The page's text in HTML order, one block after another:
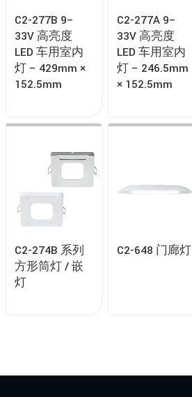
C2-277B 9–
33V 高亮度
LED 车用室内
灯 – 429mm ×
152.5mm
C2-277A 9–
33V 高亮度
LED 车用室内
灯 – 246.5mm
× 152.5mm
C2-274B 系列
方形筒灯 / 嵌
灯
C2-648 门廊灯